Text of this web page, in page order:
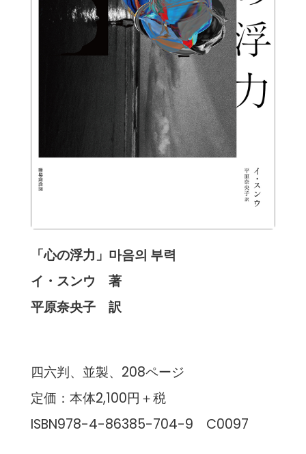
「心の浮力」마음의 부력
イ・スンウ 著
平原奈央子 訳
四六判、並製、208ページ
定価：本体2,100円＋税
ISBN978-4-86385-704-9 C0097